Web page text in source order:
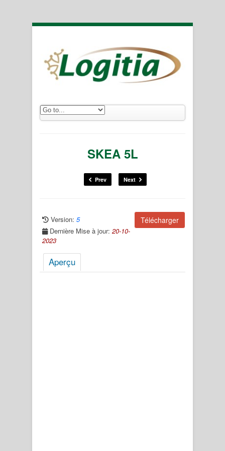
SKEA 5L
Prev Next
Télécharger
Version: 5
Dernière Mise à jour: 20-10-
2023
Aperçu